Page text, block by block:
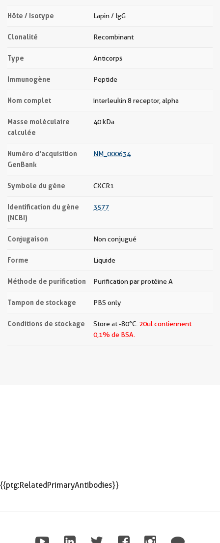
Hôte / Isotype Lapin / IgG
Clonalité Recombinant
Type Anticorps
Immunogène Peptide
Nom complet interleukin 8 receptor, alpha
Masse moléculaire
calculée
40 kDa
Numéro d’acquisition
GenBank
NM_000634
Symbole du gène CXCR1
Identification du gène
(NCBI)
3577
Conjugaison Non conjugué
Forme Liquide
Méthode de purification Purification par protéine A
Tampon de stockage PBS only
Conditions de stockage Store at -80°C. 20ul contiennent
0,1% de BSA.
{{ptg:RelatedPrimaryAntibodies}}